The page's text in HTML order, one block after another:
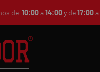
de 10:00a14:00y de17:00a